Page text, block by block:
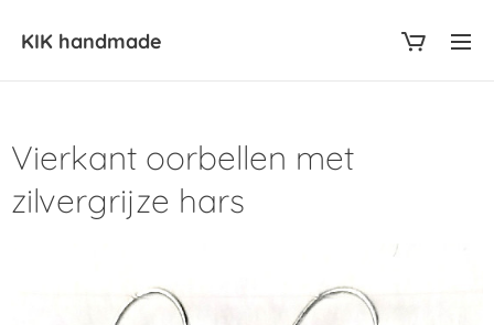
KIK handmade
Vierkant oorbellen met
zilvergrijze hars